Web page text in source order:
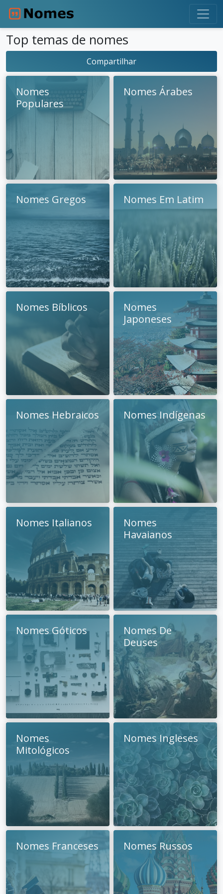
Top temas de nomes
Compartilhar
Nomes
Populares
Nomes Árabes
Nomes Gregos Nomes Em Latim
Nomes Bíblicos
Nomes
Japoneses
Nomes Hebraicos Nomes Indígenas
Nomes Italianos
Nomes
Havaianos
Nomes Góticos
Nomes De
Deuses
Nomes
Mitológicos
Nomes Ingleses
Nomes Franceses Nomes Russos